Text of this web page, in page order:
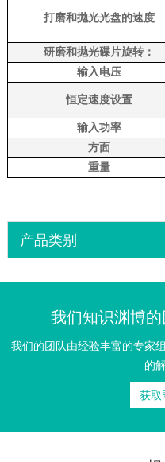
打磨和抛光光盘的速度
研磨和抛光碟片旋转：
输入电压
恒定速度设置
输入功率
方面
重量
产品类别
我们知识渊博
我们的团队由经验丰富的专家
的
获取